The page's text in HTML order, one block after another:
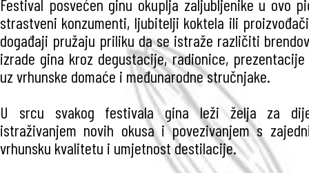
Festival posvećen ginu okuplja zaljubljenike u ovo
strastveni konzumenti, ljubitelji koktela ili
događaji pružaju priliku da se istraže različiti
izrade gina kroz degustacije, radionice,
uz vrhunske domaće i međunarodne stručnjake.
U srcu svakog festivala gina leži želja za
istraživanjem novih okusa i povezivanjem s
vrhunsku kvalitetu i umjetnost destilacije.